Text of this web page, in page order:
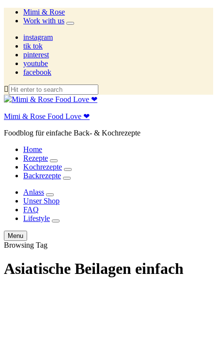
Mimi & Rose
Work with us
expand
instagram
tik tok
pinterest
youtube
facebook
Mimi & Rose Food Love ❤
Foodblog für einfache Back- & Kochrezepte
Home
Rezepte
expand
child
menu
Kochrezepte
expand
child
Backrezepte
expand
Anlass
expand
child
Unser Shop
FAQ
Lifestyle
expand
Search
Menu
Browsing Tag
Asiatische Beilagen einfach